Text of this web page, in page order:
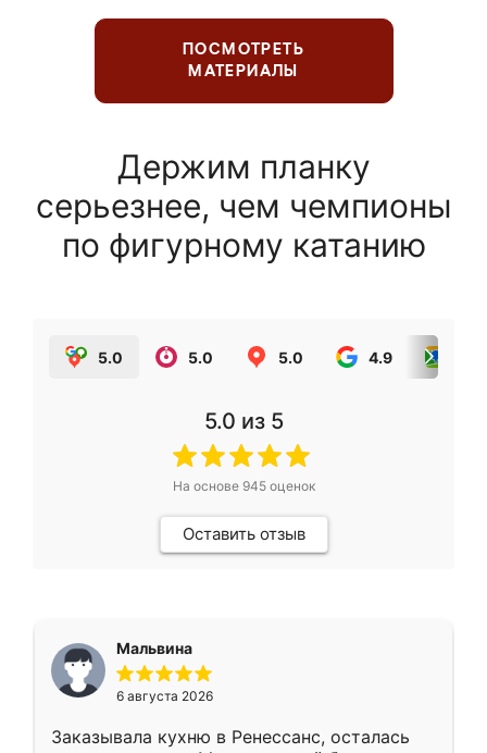
ПОСМОТРЕТЬ
МАТЕРИАЛЫ
Держим планку
серьезнее, чем чемпионы
по фигурному катанию
5.0 5.0 5.0 4.9
5.0 из 5
На основе 945оценок
Оставить отзыв
Мальвина
6 августа 2026
Заказывала кухню в Ренессанс, осталась